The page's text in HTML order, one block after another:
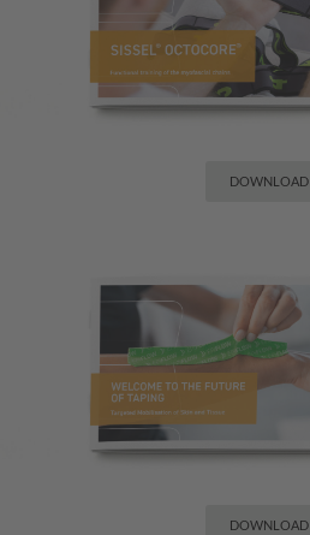
DOWNLOAD
DOWNLOAD